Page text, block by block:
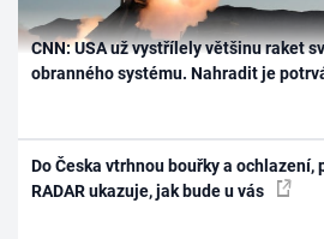
CNN: USA už vystřílely většinu raket
obranného systému. Nahradit je
Do Česka vtrhnou bouřky a
RADAR ukazuje, jak bude u vás